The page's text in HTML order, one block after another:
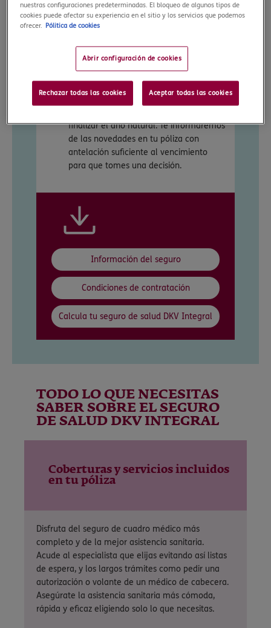
Descuentos adicionales para ahorrar en
tu economía familiar Descuento por
asegurados, o del 12% si sois cinco o
hacer el pago anual.
Somos transparentes El contrato de
finalizar el año natural. Te informaremos
de las novedades en tu póliza con
antelación suficiente al vencimiento
para que tomes una decisión.
Información del seguro
Condiciones de contratación
Calcula tu seguro de salud DKV Integral
TODO LO QUE NECESITAS
SABER SOBRE EL SEGURO
DE SALUD DKV INTEGRAL
Coberturas y servicios incluidos
en tu póliza
Disfruta del seguro de cuadro médico más
completo y de la mejor asistencia sanitaria.
Acude al especialista que elijas evitando así listas
de espera, y los largos trámites como pedir una
autorización o volante de un médico de cabecera.
Asegúrate la asistencia sanitaria más cómoda,
rápida y eficaz eligiendo solo lo que necesitas.
nuestras configuraciones predeterminadas. El bloqueo de algunos tipos de
cookies puede afectar su experiencia en el sitio y los servicios que podemos
ofrecer. Pólitica de cookies
Abrir configuración de cookies
Rechazar todas las cookies Aceptar todas las cookies